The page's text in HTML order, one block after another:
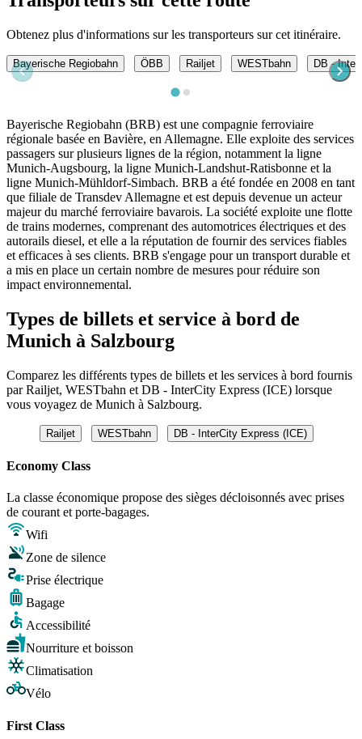
Obtenez plus d'informations sur les transporteurs sur cet itinéraire.
Bayerische Regiobahn ÖBB Railjet WESTbahn DB -
Bayerische Regiobahn (BRB) est une compagnie ferroviaire
régionale basée en Bavière, en Allemagne. Elle exploite des services
passagers sur plusieurs lignes de la région, notamment la ligne
Munich-Augsbourg, la ligne Munich-Landshut-Ratisbonne et la
ligne Munich-Mühldorf-Simbach. BRB a été fondée en 2008 en tant
que filiale de Transdev Allemagne et est depuis devenue un acteur
majeur du marché ferroviaire bavarois. La société exploite une flotte
de trains modernes, comprenant des automotrices électriques et des
autorails diesel, et elle a la réputation de fournir des services fiables
et efficaces à ses clients. BRB s'engage pour un transport durable et
a mis en place un certain nombre de mesures pour réduire son
impact environnemental.
Types de billets et service à bord de
Munich à Salzbourg
Comparez les différents types de billets et les services à bord fournis
par Railjet, WESTbahn et DB - InterCity Express (ICE) lorsque
vous voyagez de Munich à Salzbourg.
Railjet WESTbahn DB - InterCity Express (ICE)
Economy Class
La classe économique propose des sièges décloisonnés avec prises
de courant et porte-bagages.
Wifi
Zone de silence
Prise électrique
Bagage
Accessibilité
Nourriture et boisson
Climatisation
Vélo
First Class